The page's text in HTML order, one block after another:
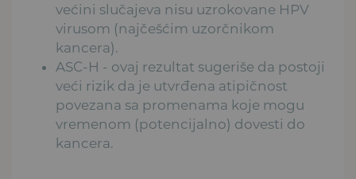
većini slučajeva nisu uzrokovane HPV
virusom (najčešćim uzorčnikom
kancera).
ASC-H - ovaj rezultat sugeriše da postoji
veći rizik da je utvrđena atipičnost
povezana sa promenama koje mogu
vremenom (potencijalno) dovesti do
kancera.